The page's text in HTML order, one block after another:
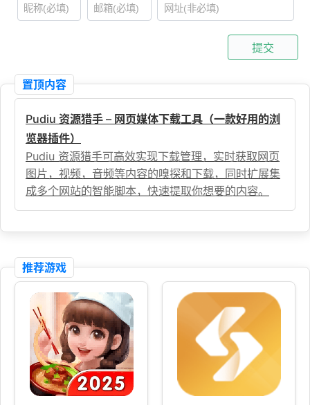
提交
置顶内容
Pudiu 资源猎手 – 网页媒体下载工具（一款好用的浏
览器插件）
Pudiu 资源猎手可高效实现下载管理，实时获取网页
图片，视频，音频等内容的嗅探和下载，同时扩展集
成多个网站的智能脚本，快速提取你想要的内容。
推荐游戏